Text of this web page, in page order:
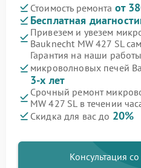
Стоимость ремонта от
Бесплатная
Привезем и увезем
Bauknecht MW 427 SL
Гарантия на наши
микроволновых печей
3-х лет
Срочный ремонт
MW 427 SL в течении
Скидка для вас до 20%
Консультация